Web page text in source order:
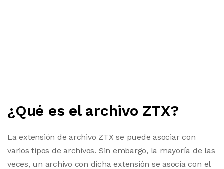
¿Qué es el archivo ZTX?
La extensión de archivo ZTX se puede asociar con
varios tipos de archivos. Sin embargo, la mayoría de las
veces, un archivo con dicha extensión se asocia con el